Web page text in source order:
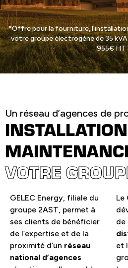
*Offre pour la fourniture,
votre groupe électrogène de 35
955€ HT
Un réseau d’agences de
VOTRE
GELEC Energy, filiale du
groupe 2AST, permet à
ses clients de bénéficier
de l’expertise et de la
proximité d’un réseau
national d’agences
Le
de
et